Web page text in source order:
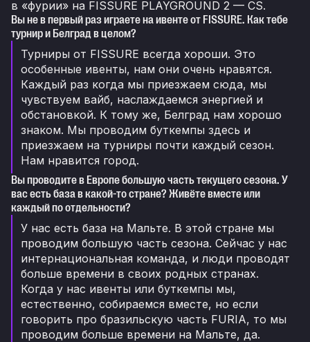
в «фурии» на FISSURE PLAYGROUND 2 — CS.
Вы не в первый раз играете на ивенте от FISSURE. Как тебе
турнир и Белград в целом?
Турниры от FISSURE всегда хороши. Это
особенные ивенты, нам они очень нравятся.
Каждый раз когда мы приезжаем сюда, мы
чувствуем вайб, наслаждаемся энергией и
обстановкой. К тому же, Белград нам хорошо
знаком. Мы проводим буткемпы здесь и
приезжаем на турниры почти каждый сезон.
Нам нравится город.
Вы проводите в Европе большую часть текущего сезона. У
вас есть база в какой-то стране? Живёте вместе или
каждый по отдельности?
У нас есть база на Мальте. В этой стране мы
проводим большую часть сезона. Сейчас у нас
интернациональная команда, и люди проводят
больше времени в своих родных странах.
Когда у нас ивенты или буткемпы мы,
естественно, собираемся вместе, но если
говорить про бразильскую часть FURIA, то мы
проводим больше времени на Мальте, да.